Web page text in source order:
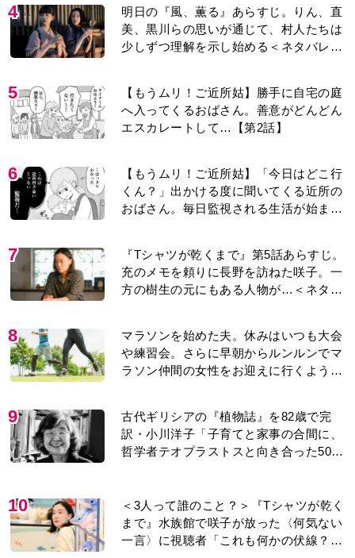
4
明日の『風、薫る』あらすじ。りん、直
美、黒川らの思いが通じて、村人たちは
少しずつ理解を示し始める＜ネタバレあ
5
【もうムリ！ご近所姑】勝手に自宅の庭
へ入ってくるおばさん。善意がどんどん
エスカレートして…【第2話】
6
【もうムリ！ご近所姑】「今日はどこ行
くん？」出かける度に聞いてくる近所の
おばさん。毎日監視される生活が始ま
7
『Tシャツが乾くまで』第5話あらすじ。
充のメモを頼りに長野を訪ねた咲子。一
方の樹生の元にもある人物が…＜ネタバ
8
マラソンを始めた夫。休みはいつも大会
や練習会。さらに早朝からルンルンでマ
ラソン仲間の女性をお迎えに行くように
9
古代ギリシアの『植物誌』を82歳で完
訳・小川洋子「子育てと家事の合間に、
哲学者テオプラストスと向き合った50
10
＜3人って誰のこと？＞『Tシャツが乾く
まで』水族館で咲子が放った〈何気ない
一言〉に視聴者「これも何かの伏線？」